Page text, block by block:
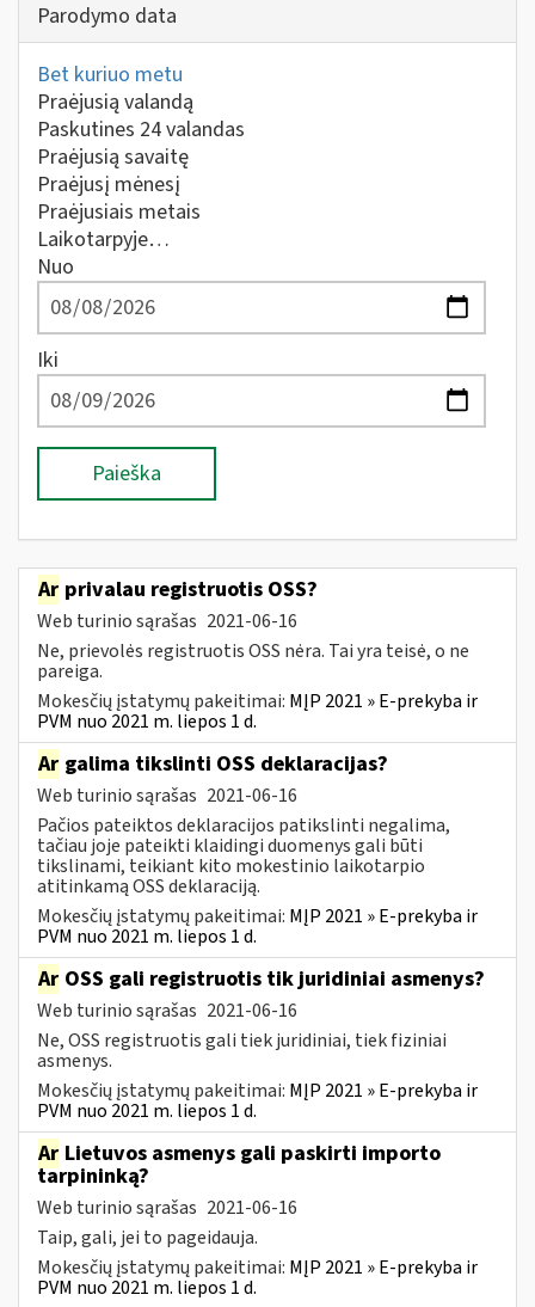
Parodymo data
Bet kuriuo metu
Praėjusią valandą
Paskutines 24 valandas
Praėjusią savaitę
Praėjusį mėnesį
Praėjusiais metais
Laikotarpyje…
Nuo
Iki
Paieška
Ar privalau registruotis OSS?
Web turinio sąrašas 2021-06-16
Ne, prievolės registruotis OSS nėra. Tai yra teisė, o ne
pareiga.
Mokesčių įstatymų pakeitimai: MĮP 2021 » E-prekyba ir
PVM nuo 2021 m. liepos 1 d.
Ar galima tikslinti OSS deklaracijas?
Web turinio sąrašas 2021-06-16
Pačios pateiktos deklaracijos patikslinti negalima,
tačiau joje pateikti klaidingi duomenys gali būti
tikslinami, teikiant kito mokestinio laikotarpio
atitinkamą OSS deklaraciją.
Mokesčių įstatymų pakeitimai: MĮP 2021 » E-prekyba ir
PVM nuo 2021 m. liepos 1 d.
Ar OSS gali registruotis tik juridiniai asmenys?
Web turinio sąrašas 2021-06-16
Ne, OSS registruotis gali tiek juridiniai, tiek fiziniai
asmenys.
Mokesčių įstatymų pakeitimai: MĮP 2021 » E-prekyba ir
PVM nuo 2021 m. liepos 1 d.
Ar Lietuvos asmenys gali paskirti importo
tarpininką?
Web turinio sąrašas 2021-06-16
Taip, gali, jei to pageidauja.
Mokesčių įstatymų pakeitimai: MĮP 2021 » E-prekyba ir
PVM nuo 2021 m. liepos 1 d.